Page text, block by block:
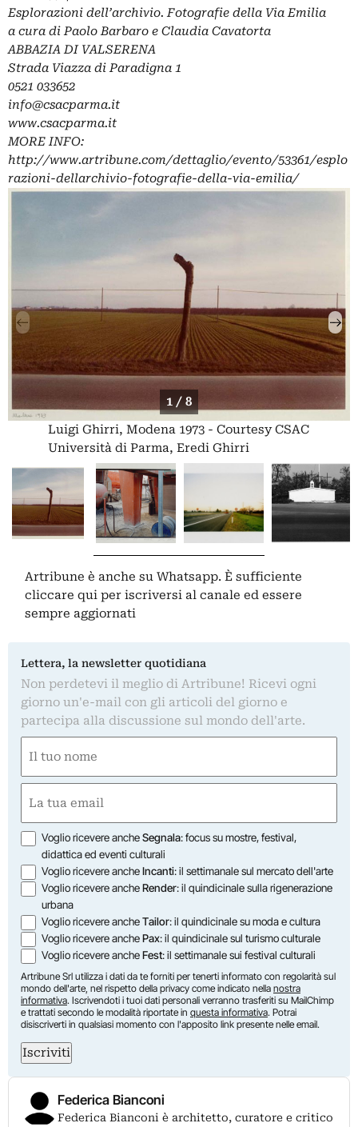
Esplorazioni dell’archivio. Fotografie della Via Emilia
a cura di Paolo Barbaro e Claudia Cavatorta
ABBAZIA DI VALSERENA
Strada Viazza di Paradigna 1
0521 033652
info@csacparma.it
www.csacparma.it
MORE INFO:
http://www.artribune.com/dettaglio/evento/53361/esplo
razioni-dellarchivio-fotografie-della-via-emilia/
1 / 8
Luigi Ghirri, Modena 1973 - Courtesy CSAC
Università di Parma, Eredi Ghirri
Artribune è anche su Whatsapp. È sufficiente
cliccare qui per iscriversi al canale ed essere
sempre aggiornati
Lettera, la newsletter quotidiana
Non perdetevi il meglio di Artribune! Ricevi ogni
giorno un'e-mail con gli articoli del giorno e
partecipa alla discussione sul mondo dell'arte.
(Obbligatorio)
(Obbligatorio)
Opzioni
Voglio ricevere ancheSegnala: focus su mostre, festival,
didattica ed eventi culturali
Voglio ricevere ancheIncanti: il settimanale sul mercato dell'arte
Voglio ricevere ancheRender: il quindicinale sulla rigenerazione
urbana
Voglio ricevere ancheTailor: il quindicinale su moda e cultura
Voglio ricevere anchePax: il quindicinale sul turismo culturale
Voglio ricevere ancheFest: il settimanale sui festival culturali
Artribune Srl utilizza i dati da te forniti per tenerti informato con regolarità sul
mondo dell'arte, nel rispetto della privacy come indicato nella nostra
informativa. Iscrivendoti i tuoi dati personali verranno trasferiti su MailChimp
e trattati secondo le modalità riportate in questa informativa. Potrai
disiscriverti in qualsiasi momento con l'apposito link presente nelle email.
Iscriviti
Federica Bianconi
Federica Bianconi è architetto, curatore e critico